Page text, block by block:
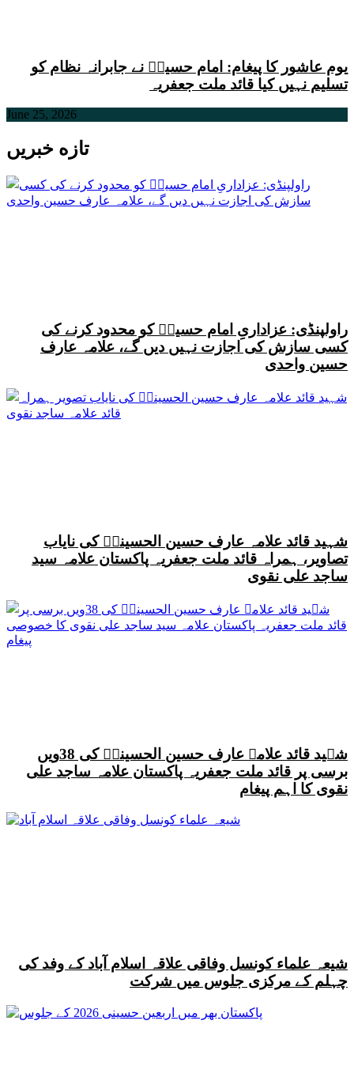
یوم عاشور کا پیغام: امام حسینؑ نے جابرانہ نظام کو
تسلیم نہیں کیا قائد ملت جعفریہ
June 25, 2026
تازه خبریں
راولپنڈی: عزاداریِ امام حسینؑ کو محدود کرنے کی
کسی سازش کی اجازت نہیں دیں گے، علامہ عارف
حسین واحدی
شہید قائد علامہ عارف حسین الحسینیؒ کی نایاب
تصاویر، ہمراہ قائد ملت جعفریہ پاکستان علامہ سید
ساجد علی نقوی
شہید قائد علامہ عارف حسین الحسینیؒ کی 38ویں
برسی پر قائد ملت جعفریہ پاکستان علامہ ساجد علی
نقوی کا اہم پیغام
شیعہ علماء کونسل وفاقی علاقہ اسلام آباد کے وفد کی
چہلم کے مرکزی جلوس میں شرکت